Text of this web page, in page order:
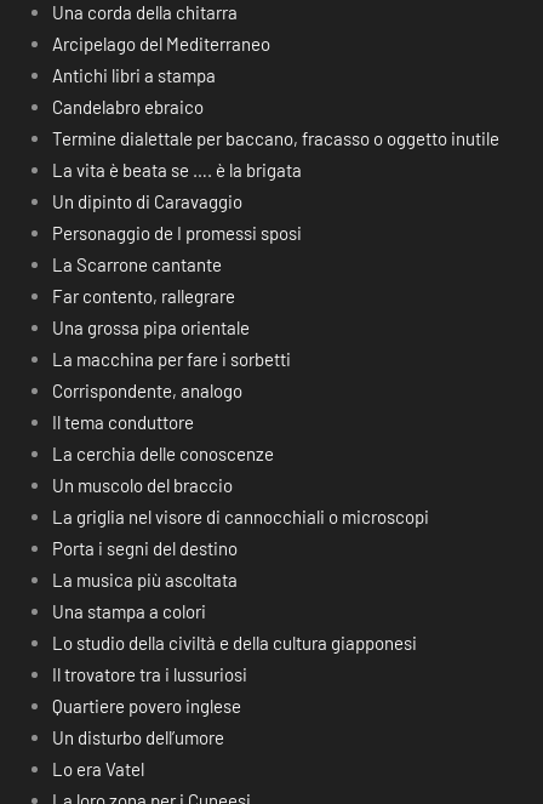
Una corda della chitarra
Arcipelago del Mediterraneo
Antichi libri a stampa
Candelabro ebraico
Termine dialettale per baccano, fracasso o oggetto inutile
La vita è beata se …. è la brigata
Un dipinto di Caravaggio
Personaggio de I promessi sposi
La Scarrone cantante
Far contento, rallegrare
Una grossa pipa orientale
La macchina per fare i sorbetti
Corrispondente, analogo
Il tema conduttore
La cerchia delle conoscenze
Un muscolo del braccio
La griglia nel visore di cannocchiali o microscopi
Porta i segni del destino
La musica più ascoltata
Una stampa a colori
Lo studio della civiltà e della cultura giapponesi
Il trovatore tra i lussuriosi
Quartiere povero inglese
Un disturbo dell’umore
Lo era Vatel